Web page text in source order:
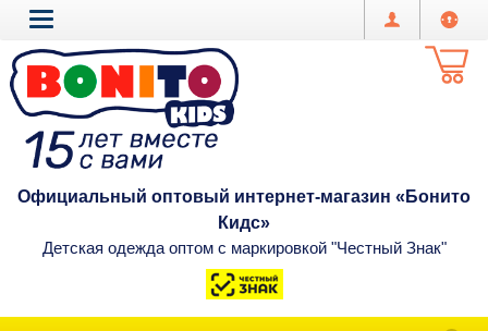
Официальный оптовый интернет-магазин «Бонито
Кидс»
Детская одежда оптом с маркировкой "Честный Знак"